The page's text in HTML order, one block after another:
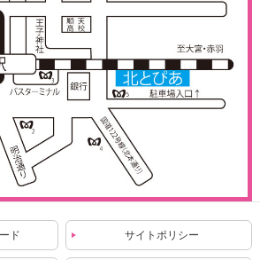
ド サイトポリシー